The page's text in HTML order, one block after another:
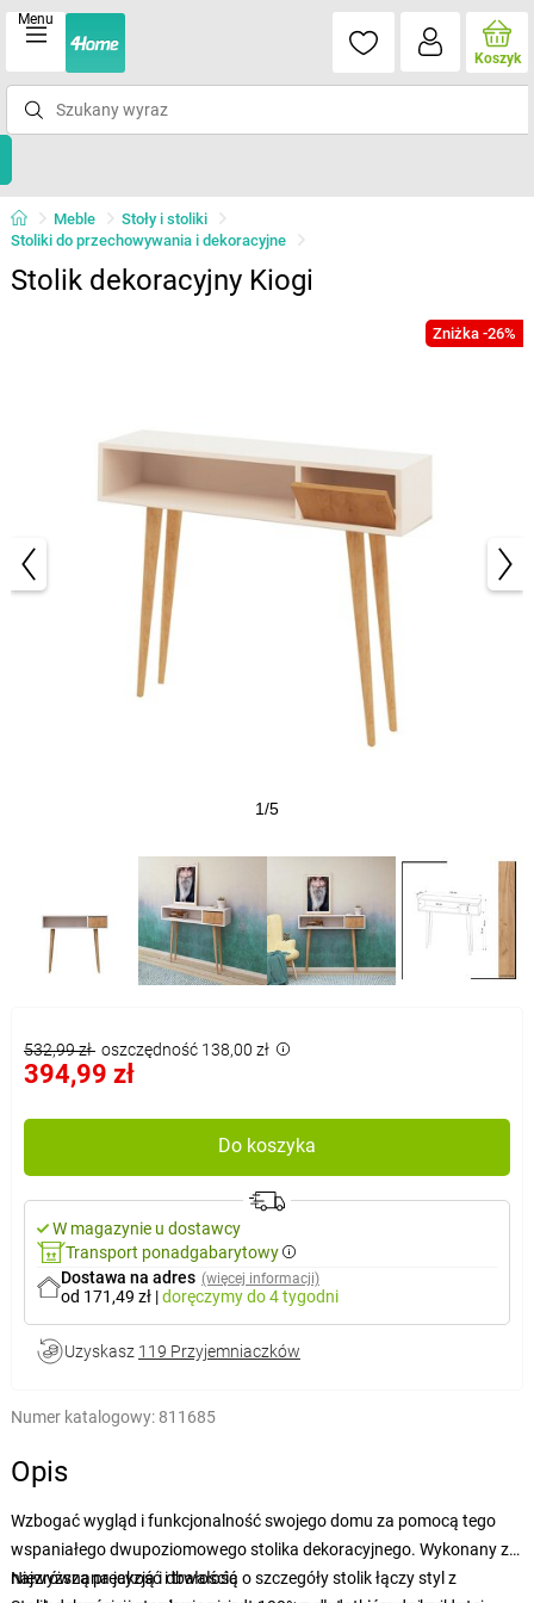
Menu
Koszyk
Meble
Stoły i stoliki
Stoliki do przechowywania i dekoracyjne
Stolik dekoracyjny Kiogi
Zniżka -26%
1/5
532,99 zł oszczędność 138,00 zł
394,99 zł
Do koszyka
W magazynie u dostawcy
Transport ponadgabarytowy
Dostawa na adres (więcej informacji)
od 171,49 zł |doręczymydo 4 tygodni
Uzyskasz 119 Przyjemniaczków
Numer katalogowy: 811685
Opis
Wzbogać wygląd i funkcjonalność swojego domu za pomocą tego
wspaniałego dwupoziomowego stolika dekoracyjnego. Wykonany z
najwyższą precyzją i dbałością o szczegóły stolik łączy styl z
Niezrównana jakość i trwałość